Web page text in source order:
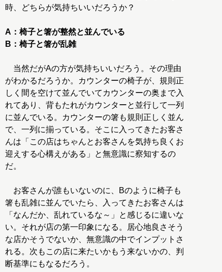
時、どちらが気持ちいいだろうか？
A：椅子と箸が整然と並んでいる
B：椅子と箸が乱雑
当然だがAの方が気持ちいいだろう。その理由
がわかるだろうか。カウンターの椅子が、規則正
しく間を空けて並んでいてカウンターの奥まで入
れてあり、背もたれがカウンターと並行して一列
に並んでいる。カウンターの箸も規則正しく並ん
で、一列に揃っている。そこに入ってきたお客さ
んは「この店はちゃんとお客さんを気持ち良くお
迎えする心構えがある」と無意識に察知するの
だ。
お客さんが誰もいないのに、Bのように椅子も
箸も乱雑に並んでいたら、入ってきたお客さんは
「なんだか、乱れているな～」と感じるに違いな
い。それが店の第一印象になる。居心地良さそう
な店かそうでないか、無意識の中でインプットさ
れる。次もこの店に来たいかもう来ないかの、判
断基準にもなるだろう。